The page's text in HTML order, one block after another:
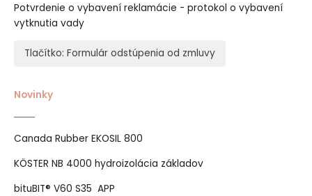
Potvrdenie o vybavení reklamácie - protokol o vybavení
vytknutia vady
Tlačítko: Formulár odstúpenia od zmluvy
Novinky
Canada Rubber EKOSIL 800
KÖSTER NB 4000 hydroizolácia základov
bituBIT® V60 S35 APP